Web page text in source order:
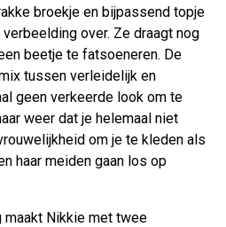
broekje en bijpassend topje
over. Ze draagt nog
beetje te fatsoeneren. De
tussen verleidelijk en
geen verkeerde look om te
weer dat je helemaal niet
om je te kleden als
haar meiden gaan los op
maakt Nikkie met twee